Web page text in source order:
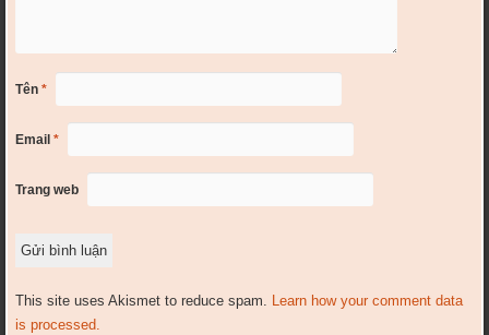
Tên *
Email *
Trang web
This site uses Akismet to reduce spam. Learn how your comment data
is processed.